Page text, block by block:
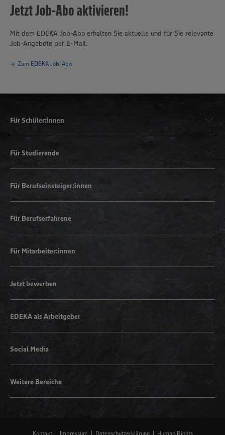
Jetzt Job-Abo aktivieren!
Mit dem EDEKA Job-Abo erhalten Sie aktuelle und für Sie relevante
Job-Angebote per E-Mail.
Zum EDEKA Job-Abo
Für Schüler:innen
Für Studierende
Für Berufseinsteiger:innen
Für Berufserfahrene
Für Mitarbeiter:innen
Jetzt bewerben
EDEKA als Arbeitgeber
Social Media
Weitere Bereiche
Kontakt Impressum Datenschutzerklärung Human Rights